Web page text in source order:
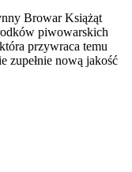
Browar Książąt
piwowarskich
przywraca temu
zupełnie nową jakość